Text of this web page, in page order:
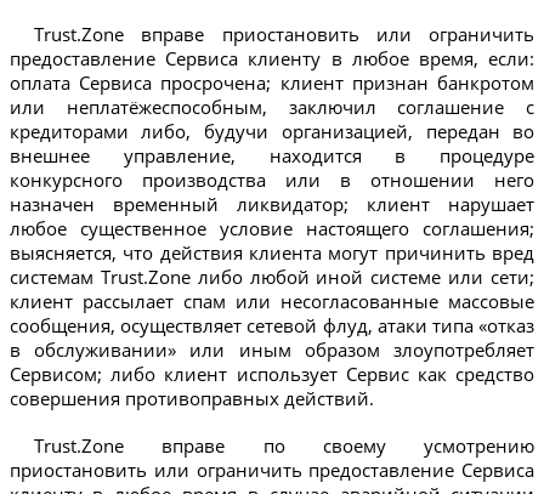
Trust.Zone вправе приостановить или ограничить
предоставление Сервиса клиенту в любое время, если:
оплата Сервиса просрочена; клиент признан банкротом
или неплатёжеспособным, заключил соглашение с
кредиторами либо, будучи организацией, передан во
внешнее управление, находится в процедуре
конкурсного производства или в отношении него
назначен временный ликвидатор; клиент нарушает
любое существенное условие настоящего соглашения;
выясняется, что действия клиента могут причинить вред
системам Trust.Zone либо любой иной системе или сети;
клиент рассылает спам или несогласованные массовые
сообщения, осуществляет сетевой флуд, атаки типа «отказ
в обслуживании» или иным образом злоупотребляет
Сервисом; либо клиент использует Сервис как средство
совершения противоправных действий.
Trust.Zone вправе по своему усмотрению
приостановить или ограничить предоставление Сервиса